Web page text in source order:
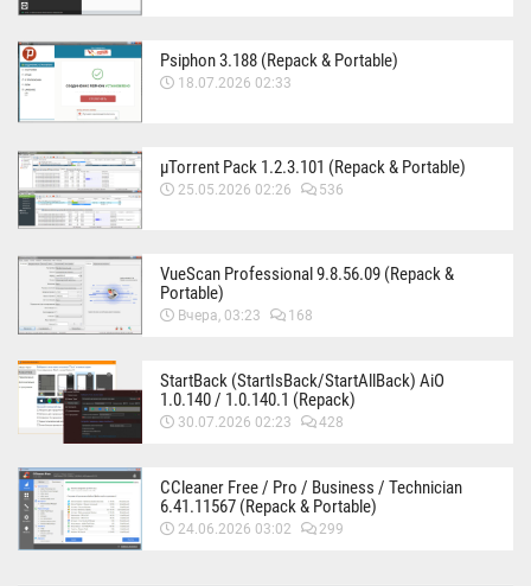
Psiphon 3.188 (Repack & Portable)
18.07.2026 02:33
µTorrent Pack 1.2.3.101 (Repack & Portable)
25.05.2026 02:26 536
VueScan Professional 9.8.56.09 (Repack &
Portable)
Вчера, 03:23 168
StartBack (StartIsBack/StartAllBack) AiO
1.0.140 / 1.0.140.1 (Repack)
30.07.2026 02:23 428
CCleaner Free / Pro / Business / Technician
6.41.11567 (Repack & Portable)
24.06.2026 03:02 299